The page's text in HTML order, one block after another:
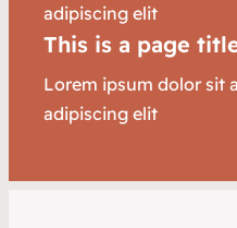
adipiscing elit
This is a page
Lorem ipsum dolor sit
adipiscing elit